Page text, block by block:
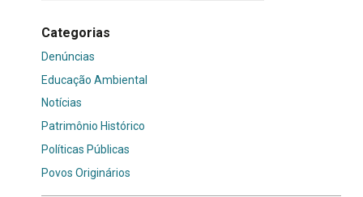
Categorias
Denúncias
Educação Ambiental
Notícias
Patrimônio Histórico
Políticas Públicas
Povos Originários